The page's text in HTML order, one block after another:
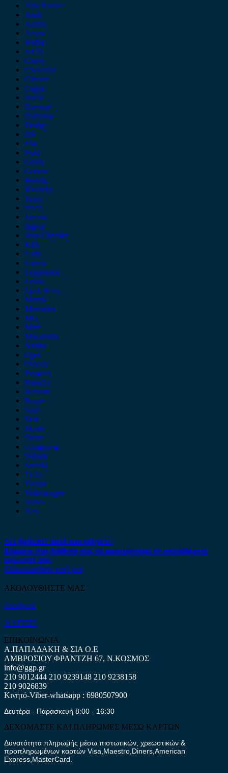
Alfa Romeo
Audi
Austin
Acura
BMW
BYD
Chery
Chevrolet
Citroen
Cupra
Dacia
Daewoo
Daihatsu
Dodge
DS
Fiat
Ford
Geely
Gonow
Honda
Hyundai
Isuzu
iveco
Jaecoo
Jaguar
Jeep Chrysler
KIA
Lada
Lancia
Leapmotor
Lexus
Lynk & co
Mazda
Mercedes
MG
Mini
Mitsubishi
Nissan
Opel
Omoda
Peugeot
Porsche
Renault
Rover
Saab
Seat
Skoda
Smart
ssangyong
Subaru
Suzuki
Tesla
Toyota
Volkswagen
Volvo
Xev
Δεν βρήκατε αυτό που ψάχνετε;
Είμαστε στη διάθεση σας να απαντήσουμε σε οποιαδήποτε
ερώτηση σας.
Επικοινωνήστε μαζί μας
ΑΚΟΛΟΥΘΗΣΤΕ ΜΑΣ
Facebook
ΧΑΡΤΗΣ
ΕΠΙΚΟΙΝΩΝΙΑ
Α.ΠΑΠΑΔΑΚΗ & ΣΙΑ Ο.Ε
ΑΜΒΡΟΣΙΟΥ ΦΡΑΝΤΖΗ 67, Ν.ΚΟΣΜΟΣ
info@ggp.gr
210 9012444 210 9239148 210 9238158
210 9026839
Κινητό-Viber-whatsapp : 6980507900
Δευτέρα - Παρασκευή 8:00 - 16:30
ΔΕΧΟΜΑΣΤΕ ΚΑΙ ΠΛΗΡΩΜΕΣ ΜΕΣΩ ΚΑΡΤΩΝ
Δυνατότητα πληρωμής μέσω πιστωτικών, χρεωστικών &
προπληρωμένων καρτών Visa,Maestro,Diners,American
Express,MasterCard.